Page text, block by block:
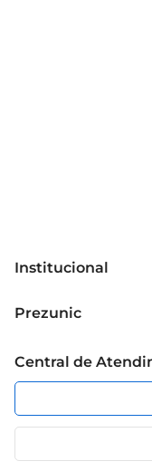
Institucional
Grupo Cencosud
Política de
Portal do
Cencosud Media
Prezunic
Código de Ética
App Prezunic
Central de